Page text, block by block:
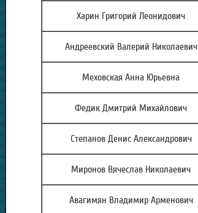
Харин Григорий Леонидович
Андреевский Валерий Николаевич
Меховская Анна Юрьевна
Федик Дмитрий Михайлович
Степанов Денис Александрович
Миронов Вячеслав Николаевич
Авагимян Владимир Арменович